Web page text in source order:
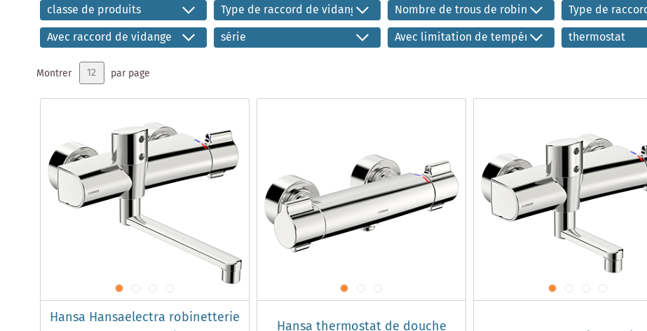
classe de produits Type de raccord de vidange Nombre de trous de robinetterie Type de
Avec raccord de vidange
série Avec limitation de température thermostat
Montrer par page
Hansa Hansaelectra robinetterie
Hansa thermostat de douche